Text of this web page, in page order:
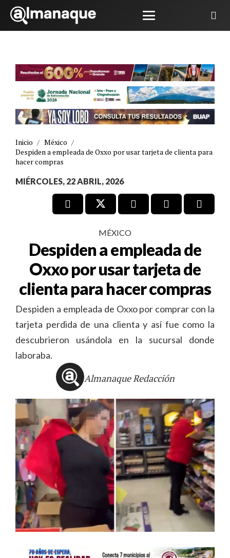
Inicio / México /
Despiden a empleada de Oxxo por usar tarjeta de clienta para
hacer compras
MIÉRCOLES, 22 ABRIL, 2026
MÉXICO
Despiden a empleada de
Oxxo por usar tarjeta de
clienta para hacer compras
Despiden a empleada de Oxxo por comprar con la
tarjeta perdida de una clienta y así fue como la
descubrieron usándola en la sucursal donde
laboraba.
Almanaque Redacción